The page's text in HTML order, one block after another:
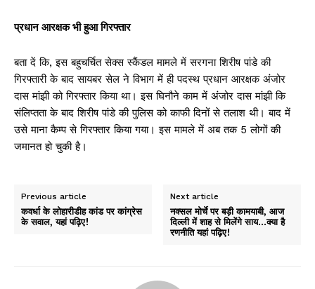
प्रधान आरक्षक भी हुआ गिरफ्तार
बता दें कि, इस बहुचर्चित सेक्स स्कैंडल मामले में सरगना शिरीष पांडे की
गिरफ्तारी के बाद सायबर सेल ने विभाग में ही पदस्थ प्रधान आरक्षक अंजोर
दास मांझी को गिरफ्तार किया था। इस घिनौने काम में अंजोर दास मांझी कि
संलिप्तता के बाद शिरीष पांडे की पुलिस को काफी दिनों से तलाश थी। बाद में
उसे माना कैम्प से गिरफ्तार किया गया। इस मामले में अब तक 5 लोगों की
जमानत हो चुकी है।
Previous article
कवर्धा के लोहारीडीह कांड पर कांग्रेस
के सवाल, यहां पढ़िए!
Next article
नक्सल मोर्चे पर बड़ी कामयाबी, आज
दिल्ली में शाह से मिलेंगे साय…क्या है
रणनीति यहां पढ़िए!